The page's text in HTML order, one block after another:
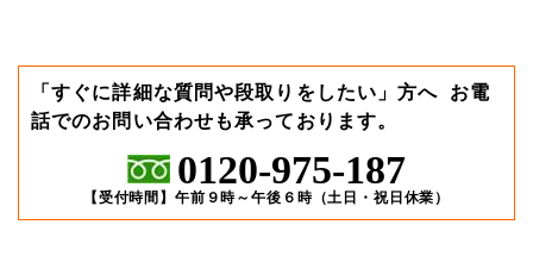
「すぐに詳細な質問や段取りをしたい」方へ
お電
話でのお問い合わせも承っております。
0120-975-187
【受付時間】午前９時～午後６時（土日・祝日休業）